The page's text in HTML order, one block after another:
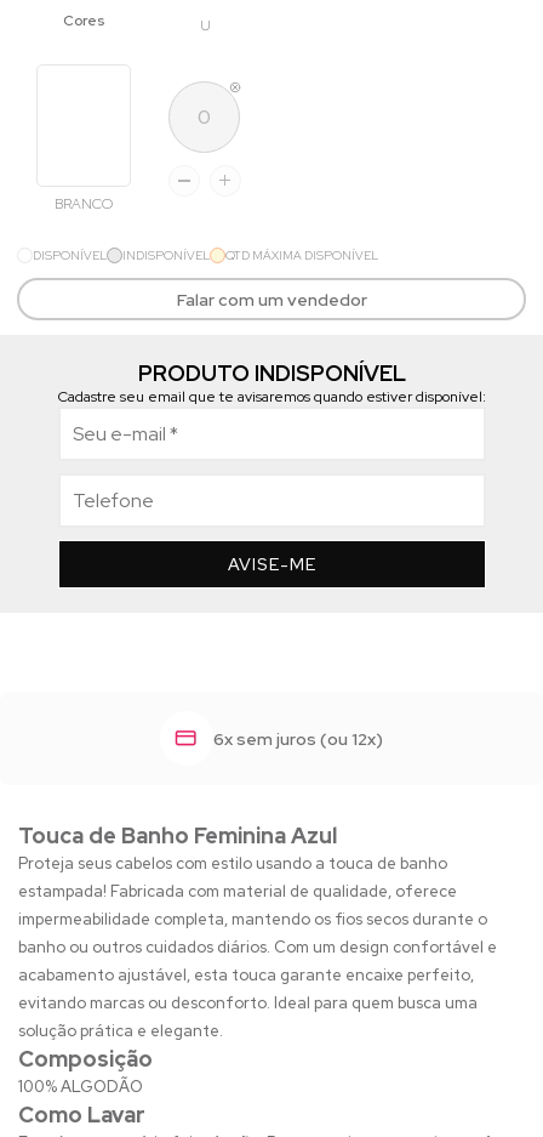
U
BRANCO
DISPONÍVEL INDISPONÍVEL QTD MÁXIMA DISPONÍVEL
Falar com um vendedor
PRODUTO INDISPONÍVEL
Cadastre seu email que te avisaremos quando estiver disponível:
AVISE-ME
6x sem juros (ou 12x)
Touca de Banho Feminina Azul
Proteja seus cabelos com estilo usando a touca de banho
estampada! Fabricada com material de qualidade, oferece
impermeabilidade completa, mantendo os fios secos durante o
banho ou outros cuidados diários. Com um design confortável e
acabamento ajustável, esta touca garante encaixe perfeito,
evitando marcas ou desconforto. Ideal para quem busca uma
solução prática e elegante.
Composição
100% ALGODÃO
Como Lavar